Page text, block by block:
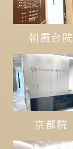
朝霞台院
京都院